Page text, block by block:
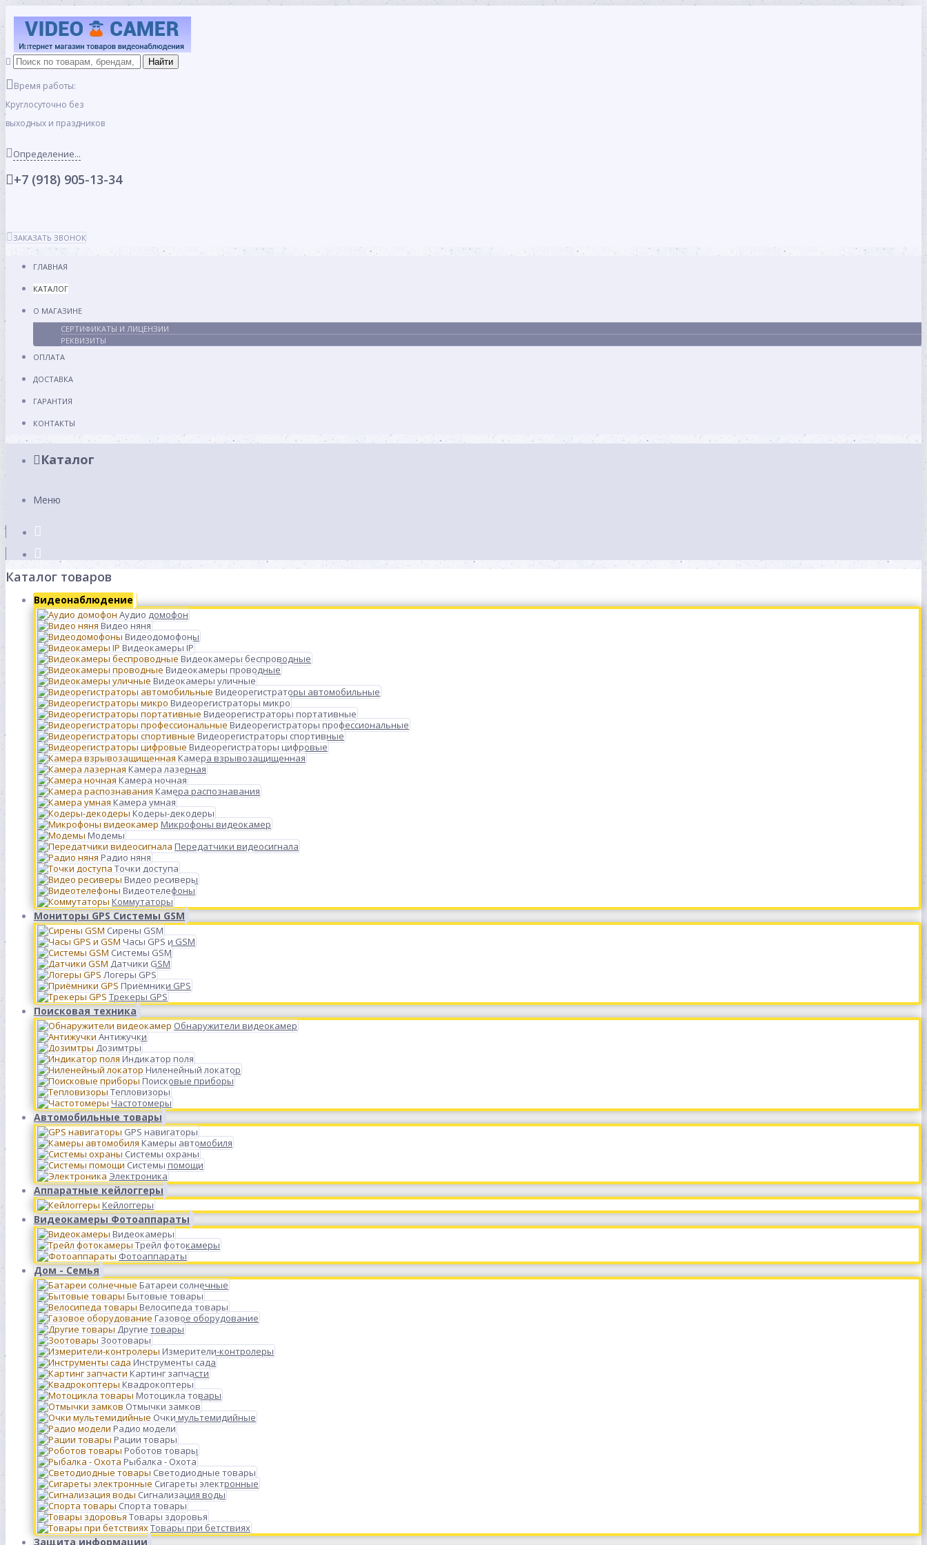
Время работы:
Круглосуточно без
выходных и праздников
Определение...
+7 (918) 905-13-34
ЗАКАЗАТЬ ЗВОНОК
ГЛАВНАЯ
КАТАЛОГ
О МАГАЗИНЕ
СЕРТИФИКАТЫ И ЛИЦЕНЗИИ
РЕКВИЗИТЫ
ОПЛАТА
ДОСТАВКА
ГАРАНТИЯ
КОНТАКТЫ
Каталог
Меню
Каталог товаров
Видеонаблюдение
Аудио домофон
Видео няня
Видеодомофоны
Видеокамеры IP
Видеокамеры беспроводные
Видеокамеры проводные
Видеокамеры уличные
Видеорегистраторы автомобильные
Видеорегистраторы микро
Видеорегистраторы портативные
Видеорегистраторы профессиональные
Видеорегистраторы спортивные
Видеорегистраторы цифровые
Камера взрывозащищенная
Камера лазерная
Камера ночная
Камера распознавания
Камера умная
Кодеры-декодеры
Микрофоны видеокамер
Модемы
Передатчики видеосигнала
Радио няня
Точки доступа
Видео ресиверы
Видеотелефоны
Коммутаторы
Мониторы GPS Системы GSM
Сирены GSM
Часы GPS и GSM
Системы GSM
Датчики GSM
Логеры GPS
Приёмники GPS
Трекеры GPS
Поисковая техника
Обнаружители видеокамер
Антижучки
Дозимтры
Индикатор поля
Ниленейный локатор
Поисковые приборы
Тепловизоры
Частотомеры
Автомобильные товары
GPS навигаторы
Камеры автомобиля
Системы охраны
Системы помощи
Электроника
Аппаратные кейлоггеры
Кейлоггеры
Видеокамеры Фотоаппараты
Видеокамеры
Трейл фотокамеры
Фотоаппараты
Дом - Семья
Батареи солнечные
Бытовые товары
Велосипеда товары
Газовое оборудование
Другие товары
Зоотовары
Измерители-контролеры
Инструменты сада
Картинг запчасти
Квадрокоптеры
Мотоцикла товары
Отмычки замков
Очки мультемидийные
Радио модели
Рации товары
Роботов товары
Рыбалка - Охота
Светодиодные товары
Сигареты электронные
Сигнализация воды
Спорта товары
Товары здоровья
Товары при бетствиях
Защита информации